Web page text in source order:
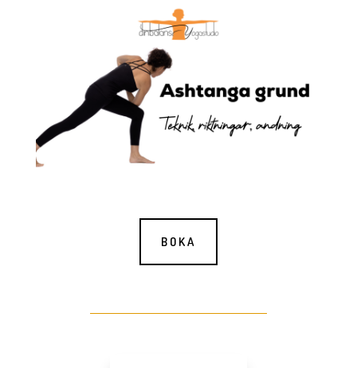
BOKA